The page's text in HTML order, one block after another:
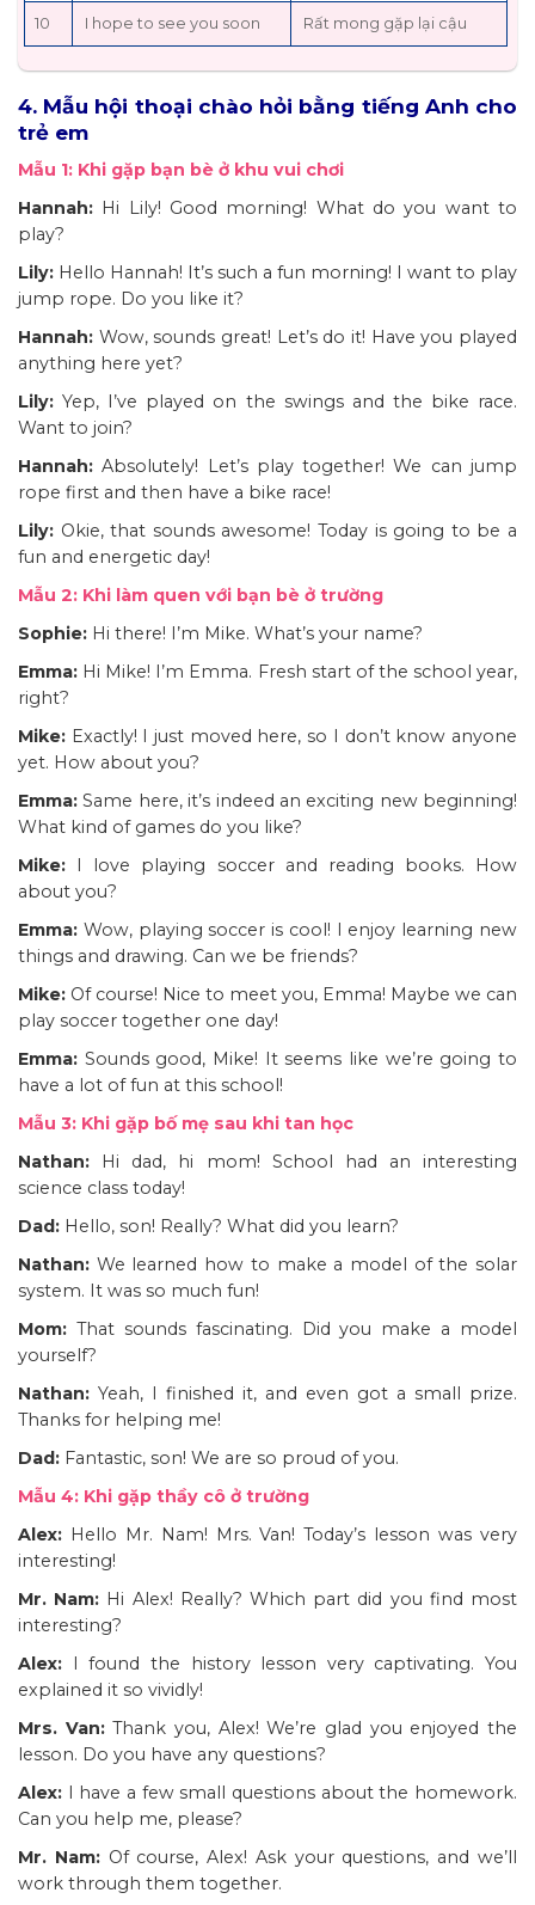
10 I hope to see you soon Rất mong gặp lại cậu
4. Mẫu hội thoại chào hỏi bằng tiếng Anh cho
trẻ em
Mẫu 1: Khi gặp bạn bè ở khu vui chơi
Hannah: Hi Lily! Good morning! What do you want to
play?
Lily: Hello Hannah! It’s such a fun morning! I want to play
jump rope. Do you like it?
Hannah: Wow, sounds great! Let’s do it! Have you played
anything here yet?
Lily: Yep, I’ve played on the swings and the bike race.
Want to join?
Hannah: Absolutely! Let’s play together! We can jump
rope first and then have a bike race!
Lily: Okie, that sounds awesome! Today is going to be a
fun and energetic day!
Mẫu 2: Khi làm quen với bạn bè ở trường
Sophie: Hi there! I’m Mike. What’s your name?
Emma: Hi Mike! I’m Emma. Fresh start of the school year,
right?
Mike: Exactly! I just moved here, so I don’t know anyone
yet. How about you?
Emma: Same here, it’s indeed an exciting new beginning!
What kind of games do you like?
Mike: I love playing soccer and reading books. How
about you?
Emma: Wow, playing soccer is cool! I enjoy learning new
things and drawing. Can we be friends?
Mike: Of course! Nice to meet you, Emma! Maybe we can
play soccer together one day!
Emma: Sounds good, Mike! It seems like we’re going to
have a lot of fun at this school!
Mẫu 3: Khi gặp bố mẹ sau khi tan học
Nathan: Hi dad, hi mom! School had an interesting
science class today!
Dad: Hello, son! Really? What did you learn?
Nathan: We learned how to make a model of the solar
system. It was so much fun!
Mom: That sounds fascinating. Did you make a model
yourself?
Nathan: Yeah, I finished it, and even got a small prize.
Thanks for helping me!
Dad: Fantastic, son! We are so proud of you.
Mẫu 4: Khi gặp thầy cô ở trường
Alex: Hello Mr. Nam! Mrs. Van! Today’s lesson was very
interesting!
Mr. Nam: Hi Alex! Really? Which part did you find most
interesting?
Alex: I found the history lesson very captivating. You
explained it so vividly!
Mrs. Van:Thank you, Alex! We’re glad you enjoyed the
lesson. Do you have any questions?
Alex: I have a few small questions about the homework.
Can you help me, please?
Mr. Nam:Of course, Alex! Ask your questions, and we’ll
work through them together.